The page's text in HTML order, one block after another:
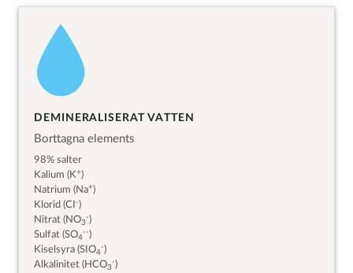
DEMINERALISERAT VATTEN
Borttagna elements
98% salter
Kalium (K+)
Natrium (Na+)
Klorid (CI -)
Nitrat (NO3
-)
Sulfat (SO4
--)
Kiselsyra (SIO4
-)
Alkalinitet (HCO3
-)